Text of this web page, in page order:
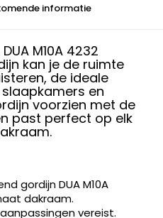
informatie
M10A 4232
kan je de ruimte
de ideale
en
voorzien met de
past perfect op elk
gordijn DUA M10A
dakraam.
vereist.